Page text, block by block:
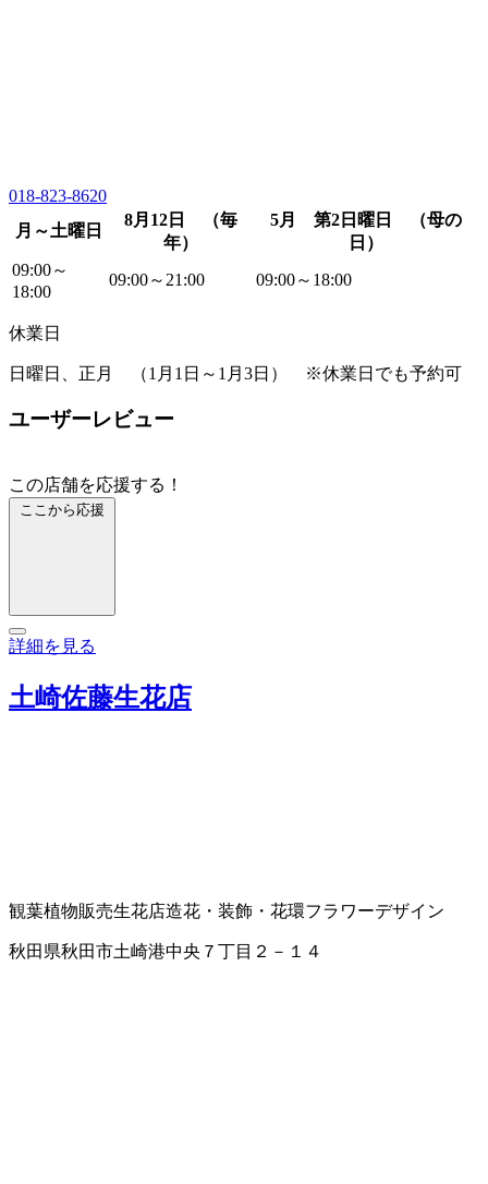
018-823-8620
月～土曜日
8月12日 （毎
年）
5月 第2日曜日 （母の
日）
09:00～
18:00
09:00～21:00 09:00～18:00
休業日
日曜日、正月 （1月1日～1月3日） ※休業日でも予約可
ユーザーレビュー
この店舗を応援する！
ここから応援
詳細を見る
土崎佐藤生花店
観葉植物販売生花店造花・装飾・花環フラワーデザイン
秋田県秋田市土崎港中央７丁目２－１４